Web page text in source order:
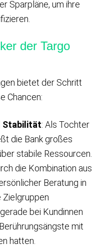
Sparpläne, um ihre
der Targo
bietet der Schritt
Chancen:
Stabilität: Als Tochter
die Bank großes
stabile Ressourcen.
die Kombination aus
Beratung in
Zielgruppen
bei Kundinnen
mit
hatten.